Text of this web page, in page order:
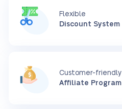
Flexible
Discount System
Customer-friendly
Affiliate Program